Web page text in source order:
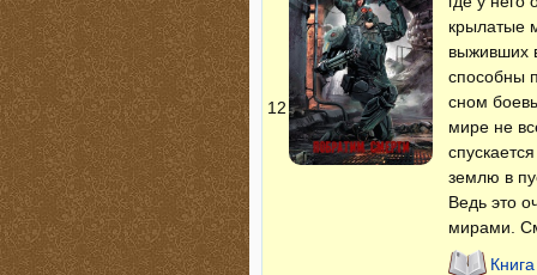
12
крылатые
выживших
способны
сном
мире не
землю в
Ведь это
мирами.